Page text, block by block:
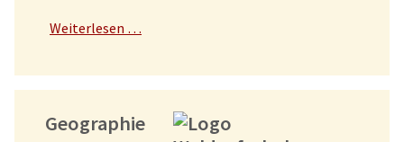
Weiterlesen …
Geographie